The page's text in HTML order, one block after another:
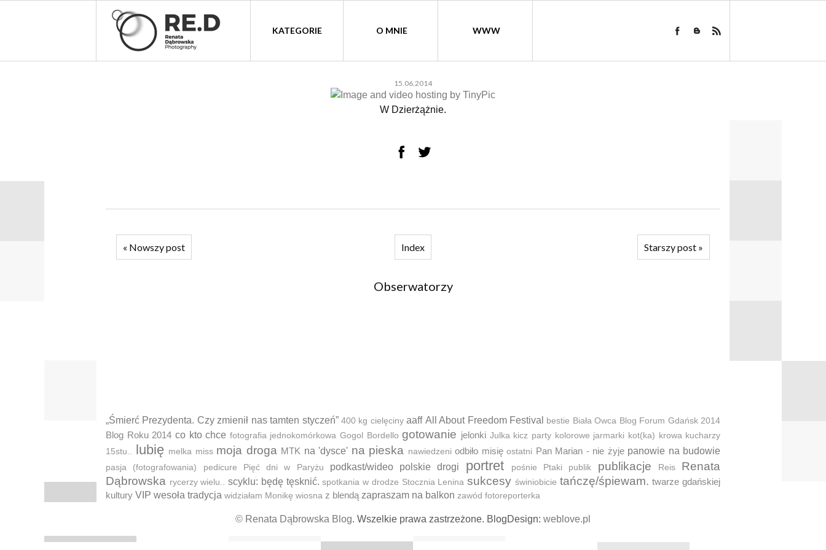
KATEGORIE O MNIE WWW
15.06.2014
W Dzierżążnie.
« Nowszy post Index Starszy post »
Obserwatorzy
„Śmierć Prezydenta. Czy zmienił nas tamten styczeń” 400 kg cielęciny aaff All About Freedom Festival bestie Biała Owca Blog Forum Gdańsk 2014
Blog Roku 2014 co kto chce fotografia jednokomórkowa Gogol Bordello gotowanie jelonki Julka kicz party kolorowe jarmarki kot(ka) krowa kucharzy
15stu.. lubię melka miss moja droga MTK na 'dysce' na pieska nawiedzeni odbiło misię ostatni Pan Marian - nie żyje panowie na budowie
pasja (fotografowania) pedicure Pięć dni w Paryżu podkast/wideo polskie drogi portret pośnie Ptaki publik publikacje Reis
Renata
Dąbrowska rycerzy wielu.. scyklu: będę tęsknić. spotkania w drodze Stocznia Lenina sukcesy świniobicie tańczę/śpiewam. twarze gdańskiej
kultury VIP wesoła tradycja widziałam Monikę wiosna z blendą zapraszam na balkon zawód fotoreporterka
© Renata Dąbrowska Blog. Wszelkie prawa zastrzeżone. BlogDesign: weblove.pl